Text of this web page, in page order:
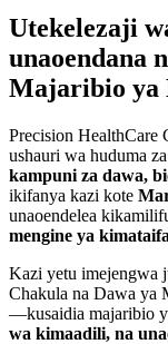
Utekelezaji
unaoendana
Majaribio ya
Precision HealthCare
ushauri wa huduma
kampuni za dawa,
ikifanya kazi kote
unaoendelea
mengine ya
Kazi yetu imejengwa
Chakula na Dawa ya
—kusaidia majaribio
wa kimaadili, na